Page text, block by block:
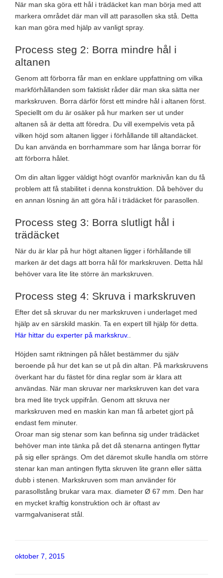
När man ska göra ett hål i trädäcket kan man börja med att
markera området där man vill att parasollen ska stå. Detta
kan man göra med hjälp av vanligt spray.
Process steg 2: Borra mindre hål i
altanen
Genom att förborra får man en enklare uppfattning om vilka
markförhållanden som faktiskt råder där man ska sätta ner
markskruven. Borra därför först ett mindre hål i altanen först.
Speciellt om du är osäker på hur marken ser ut under
altanen så är detta att föredra. Du vill exempelvis veta på
vilken höjd som altanen ligger i förhållande till altandäcket.
Du kan använda en borrhammare som har långa borrar för
att förborra hålet.
Om din altan ligger väldigt högt ovanför marknivån kan du få
problem att få stabilitet i denna konstruktion. Då behöver du
en annan lösning än att göra hål i trädäcket för parasollen.
Process steg 3: Borra slutligt hål i
trädäcket
När du är klar på hur högt altanen ligger i förhållande till
marken är det dags att borra hål för markskruven. Detta hål
behöver vara lite lite större än markskruven.
Process steg 4: Skruva i markskruven
Efter det så skruvar du ner markskruven i underlaget med
hjälp av en särskild maskin. Ta en expert till hjälp för detta.
Här hittar du experter på markskruv..
Höjden samt riktningen på hålet bestämmer du själv
beroende på hur det kan se ut på din altan. På markskruvens
överkant har du fästet för dina reglar som är klara att
användas. När man skruvar ner markskruven kan det vara
bra med lite tryck uppifrån. Genom att skruva ner
markskruven med en maskin kan man få arbetet gjort på
endast fem minuter.
Oroar man sig stenar som kan befinna sig under trädäcket
behöver man inte tänka på det då stenarna antingen flyttar
på sig eller sprängs. Om det däremot skulle handla om större
stenar kan man antingen flytta skruven lite grann eller sätta
dubb i stenen. Markskruven som man använder för
parasollstång brukar vara max. diameter Ø 67 mm. Den har
en mycket kraftig konstruktion och är oftast av
varmgalvaniserat stål.
Publicerat
oktober 7, 2015